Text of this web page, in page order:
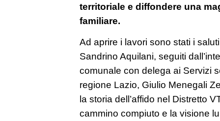
territoriale e diffondere una
familiare.
Ad aprire i lavori sono stati i
Sandrino Aquilani, seguiti
comunale con delega ai Servizi
regione Lazio, Giulio Menegali
la storia dell’affido nel Distretto
cammino compiuto e la visione